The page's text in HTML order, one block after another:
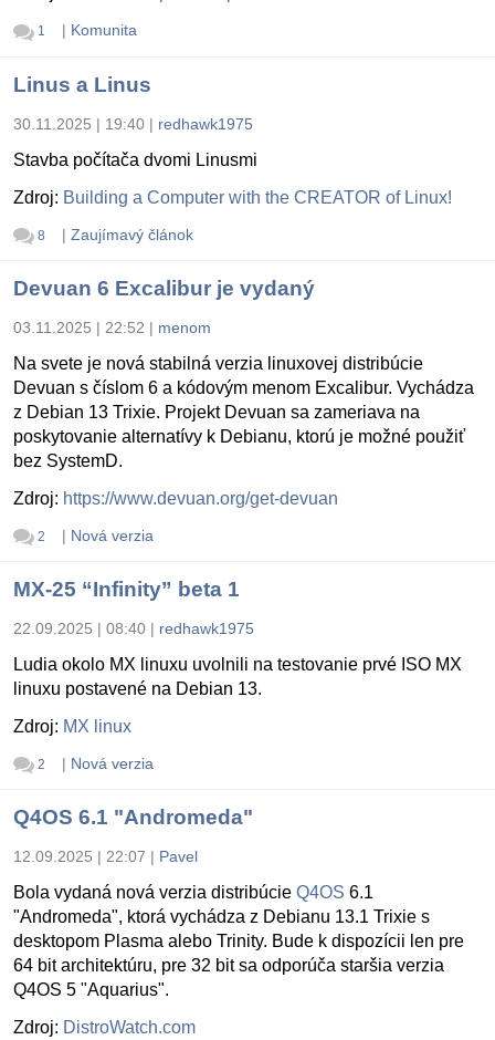
1 | Komunita
Linus a Linus
30.11.2025 | 19:40 | redhawk1975
Stavba počítača dvomi Linusmi
Zdroj: Building a Computer with the CREATOR of Linux!
8 | Zaujímavý článok
Devuan 6 Excalibur je vydaný
03.11.2025 | 22:52 | menom
Na svete je nová stabilná verzia linuxovej distribúcie
Devuan s číslom 6 a kódovým menom Excalibur. Vychádza
z Debian 13 Trixie. Projekt Devuan sa zameriava na
poskytovanie alternatívy k Debianu, ktorú je možné použiť
bez SystemD.
Zdroj: https://www.devuan.org/get-devuan
2 | Nová verzia
MX-25 “Infinity” beta 1
22.09.2025 | 08:40 | redhawk1975
Ludia okolo MX linuxu uvolnili na testovanie prvé ISO MX
linuxu postavené na Debian 13.
Zdroj: MX linux
2 | Nová verzia
Q4OS 6.1 "Andromeda"
12.09.2025 | 22:07 | Pavel
Bola vydaná nová verzia distribúcie Q4OS 6.1
"Andromeda", ktorá vychádza z Debianu 13.1 Trixie s
desktopom Plasma alebo Trinity. Bude k dispozícii len pre
64 bit architektúru, pre 32 bit sa odporúča staršia verzia
Q4OS 5 "Aquarius".
Zdroj: DistroWatch.com